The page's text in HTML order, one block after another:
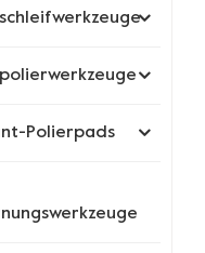
Polierpads